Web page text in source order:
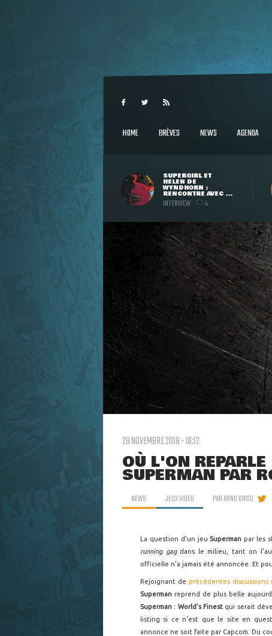
HOME BRÈVES NEWS AGENDA
SUPERGIRL ET
HELEN DE
WYNDHORN :
RENCONTRE AVEC ...
INTERVIEW 4
28 NOVEMBRE 2018 - 16:12
OÙ L'ON
SUPERMAN PAR
NEWS JEUX VIDÉO PARARNO KIKOO
La question d'un jeu Supermanpar les
running gagdans le milieu, tant on
officielle n'a jamais été annoncée. Et
Rejoignant de précédentes
Superman reprend de plus belle
Superman : World's Finest qui serait
listing si ce n'est que le site en
annonce ne soit faite par Capcom. Du